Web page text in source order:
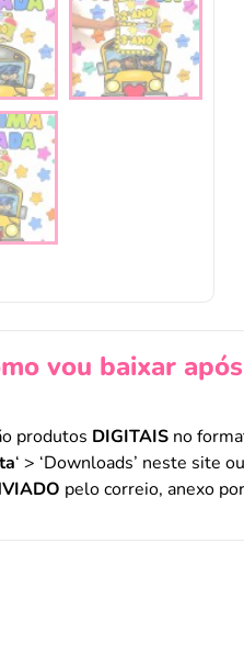
vou baixar
produtos DIGITAIS no
‘ > ‘Downloads’ neste site
pelo correio, anexo